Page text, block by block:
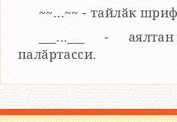
~~...~~ - тайлӑк
___...___ -
палӑртасси.